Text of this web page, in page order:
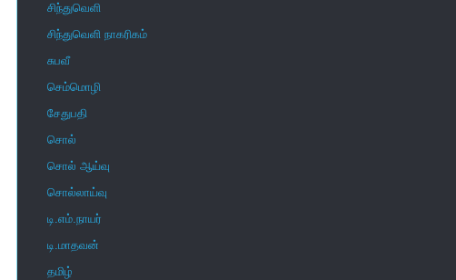
சிந்துவெளி
சிந்துவெளி நாகரிகம்
சுபவீ
செம்மொழி
சேதுபதி
சொல்
சொல் ஆய்வு
சொல்லாய்வு
டி.எம்.நாயர்
டி.மாதவன்
தமிழ்